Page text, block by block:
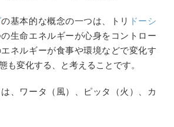
の基本的な概念の一つは、トリ ドーシ
生命エネルギーが心身をコントロー
ネルギーが食事や環境などで変化す
も変化する、と考えることです。
は、ワータ（風）、ピッタ（火）、カ